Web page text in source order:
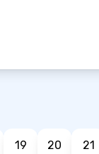
19 20 21